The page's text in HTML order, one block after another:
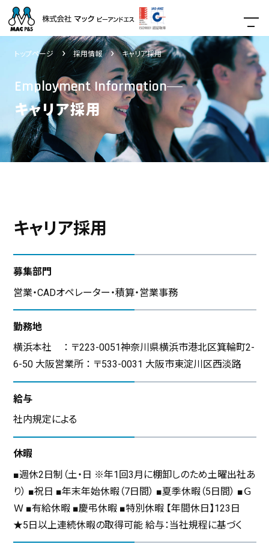
キャリア採用
Employment Information
トップページ 採用情報 キャリア採用
キャリア採用
募集部門
営業・CADオペレーター・積算・営業事務
勤務地
横浜本社 ： 〒223-0051神奈川県横浜市港北区箕輪町2-
6-50 大阪営業所 ： 〒533-0031 大阪市東淀川区西淡路
給与
社内規定による
休暇
■週休2日制（土・日 ※年1回3月に棚卸しのため土曜出社あ
り） ■祝日 ■年末年始休暇（7日間） ■夏季休暇（5日間） ■Ｇ
Ｗ ■有給休暇 ■慶弔休暇 ■特別休暇 【年間休日】123日
★5日以上連続休暇の取得可能 給与：当社規程に基づく